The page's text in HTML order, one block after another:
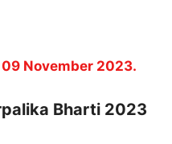
09 November 2023.
Bharti 2023